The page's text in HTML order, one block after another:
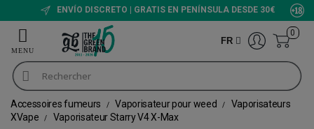
ENVÍO DISCRETO | GRATIS EN PENÍNSULA DESDE 30€
FR
0
Accessoires fumeurs Vaporisateur pour weed
Vaporisateurs
XVape
Vaporisateur Starry V4 X-Max